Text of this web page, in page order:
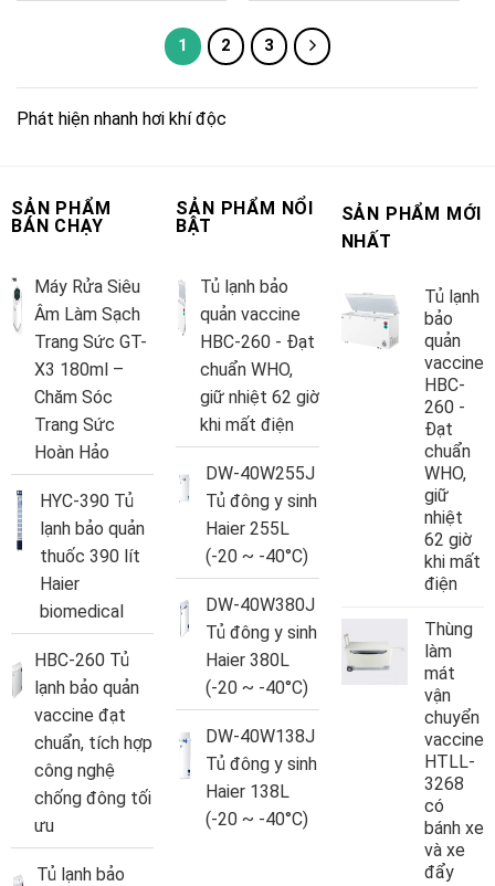
1 2 3
Phát hiện nhanh hơi khí độc
SẢN PHẨM
BÁN CHẠY
Máy Rửa Siêu
Âm Làm Sạch
Trang Sức GT-
X3 180ml –
Chăm Sóc
Trang Sức
Hoàn Hảo
HYC-390 Tủ
lạnh bảo quản
thuốc 390 lít
Haier
biomedical
HBC-260 Tủ
lạnh bảo quản
vaccine đạt
chuẩn, tích hợp
công nghệ
chống đông tối
ưu
Tủ lạnh bảo
SẢN PHẨM NỔI
BẬT
Tủ lạnh bảo
quản vaccine
HBC-260 - Đạt
chuẩn WHO,
giữ nhiệt 62 giờ
khi mất điện
DW-40W255J
Tủ đông y sinh
Haier 255L
(-20 ~ -40°C)
DW-40W380J
Tủ đông y sinh
Haier 380L
(-20 ~ -40°C)
DW-40W138J
Tủ đông y sinh
Haier 138L
(-20 ~ -40°C)
SẢN PHẨM MỚI
NHẤT
Tủ lạnh
bảo
quản
vaccine
HBC-
260 -
Đạt
chuẩn
WHO,
giữ
nhiệt
62 giờ
khi mất
điện
Thùng
làm
mát
vận
chuyển
vaccine
HTLL-
3268
có
bánh xe
và xe
đẩy